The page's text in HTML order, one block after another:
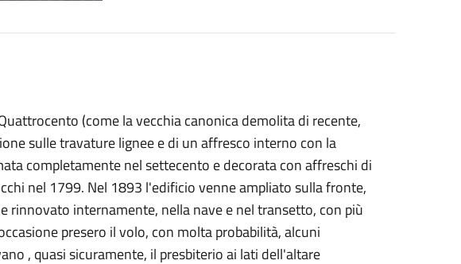
(come la vecchia canonica demolita di recente,
sulle travature lignee e di un affresco interno con la
completamente nel settecento e decorata con affreschi di
nel 1799. Nel 1893 l'edificio venne ampliato sulla fronte,
rinnovato internamente, nella nave e nel transetto, con più
presero il volo, con molta probabilità, alcuni
, quasi sicuramente, il presbiterio ai lati dell'altare